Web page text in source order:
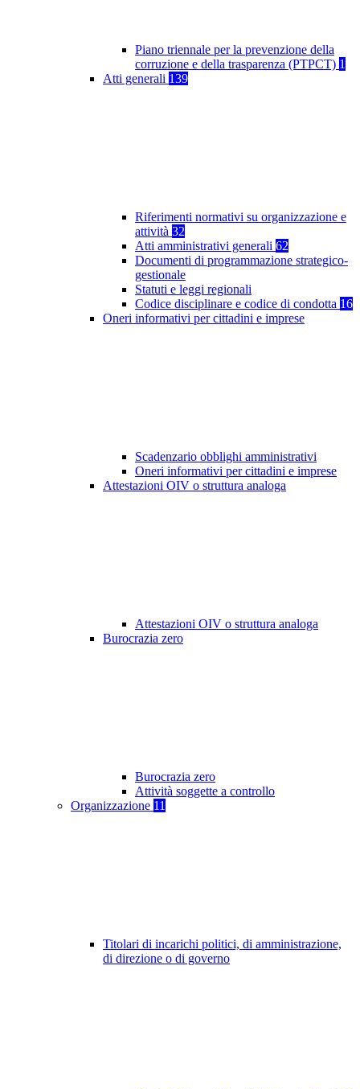
Piano triennale per la prevenzione della
corruzione e della trasparenza (PTPCT) 1
Atti generali 139
Riferimenti normativi su organizzazione e
attività 32
Atti amministrativi generali 62
Documenti di programmazione strategico-
gestionale
Statuti e leggi regionali
Codice disciplinare e codice di condotta 16
Oneri informativi per cittadini e imprese
Scadenzario obblighi amministrativi
Oneri informativi per cittadini e imprese
Attestazioni OIV o struttura analoga
Attestazioni OIV o struttura analoga
Burocrazia zero
Burocrazia zero
Attività soggette a controllo
Organizzazione 11
Titolari di incarichi politici, di amministrazione,
di direzione o di governo